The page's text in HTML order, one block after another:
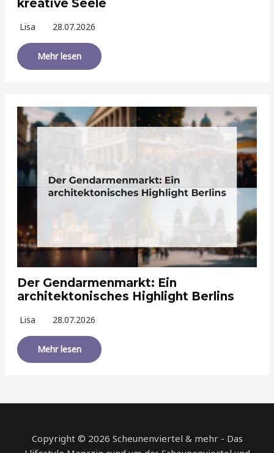
kreative Seele
Lisa 28.07.2026
Mehr lesen
Der Gendarmenmarkt: Ein
architektonisches Highlight Berlins
Lisa 28.07.2026
Mehr lesen
Copyright © 2026 Scheunenviertel & mehr - Das